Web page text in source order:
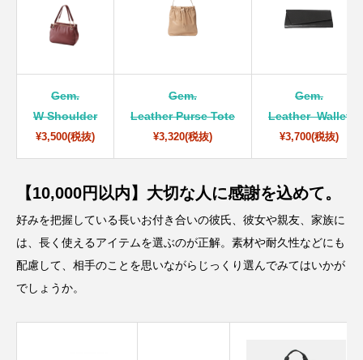
Gem.
W Shoulder
¥3,500(税抜)
Gem.
Leather Purse Tote
¥3,320(税抜)
Gem.
Leather Wallet
¥3,700(税抜)
【10,000円以内】大切な人に感謝を込めて。
好みを把握している長いお付き合いの彼氏、彼女や親友、家族に
は、長く使えるアイテムを選ぶのが正解。素材や耐久性などにも
配慮して、相手のことを思いながらじっくり選んでみてはいかが
でしょうか。